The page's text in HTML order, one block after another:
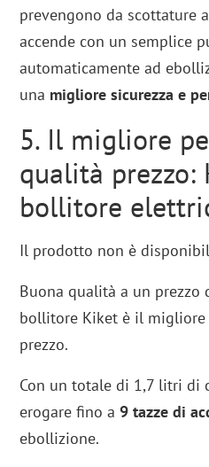
prevengono da scottature
accende con un semplice
automaticamente ad
una migliore sicurezza e
5. Il migliore
qualità prezzo:
bollitore
Il prodotto non è
Buona qualità a un
bollitore Kiket è il
prezzo.
Con un totale di 1,7 litri di
erogare fino a9 tazze di
ebollizione.